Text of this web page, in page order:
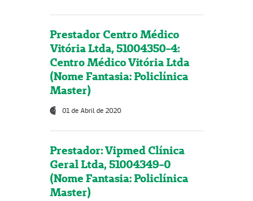
Prestador Centro Médico
Vitória Ltda, 51004350-4:
Centro Médico Vitória Ltda
(Nome Fantasia: Policlínica
Master)
01 de Abril de 2020
Prestador: Vipmed Clínica
Geral Ltda, 51004349-0
(Nome Fantasia: Policlínica
Master)